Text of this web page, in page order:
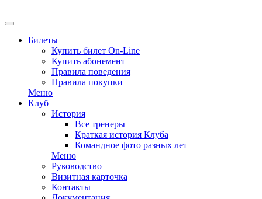
Билеты
Купить билет On-Line
Купить абонемент
Правила поведения
Правила покупки
Меню
Клуб
История
Все тренеры
Краткая история Клуба
Командное фото разных лет
Меню
Руководство
Визитная карточка
Контакты